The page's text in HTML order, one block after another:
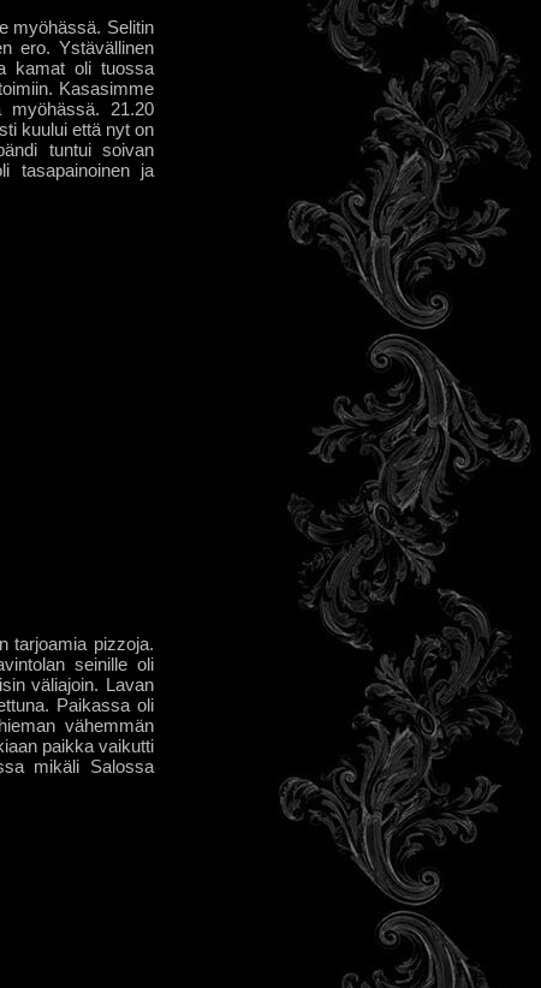
myöhässä. Selitin
ero. Ystävällinen
kamat oli tuossa
Kasasimme
myöhässä. 21.20
kuului että nyt on
tuntui soivan
tasapainoinen ja
tarjoamia pizzoja.
seinille oli
väliajoin. Lavan
Paikassa oli
vähemmän
paikka vaikutti
mikäli Salossa